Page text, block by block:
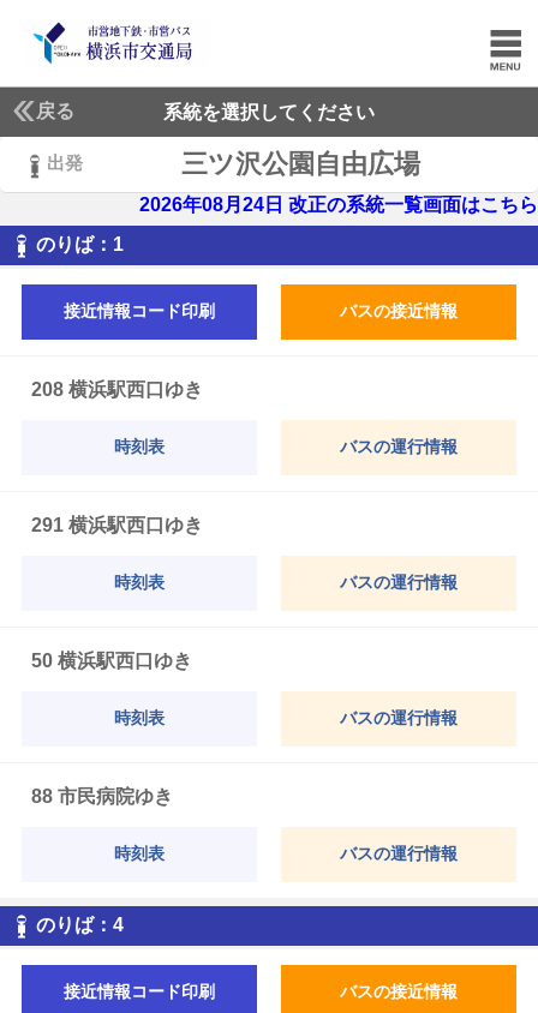
戻る 系統を選択してください
出発 三ツ沢公園自由広場
2026年08月24日 改正の系統一覧画面はこちら
のりば： 1
接近情報コード印刷 バスの接近情報
208 横浜駅西口ゆき
時刻表 バスの運行情報
291 横浜駅西口ゆき
時刻表 バスの運行情報
50 横浜駅西口ゆき
時刻表 バスの運行情報
88 市民病院ゆき
時刻表 バスの運行情報
のりば： 4
接近情報コード印刷 バスの接近情報